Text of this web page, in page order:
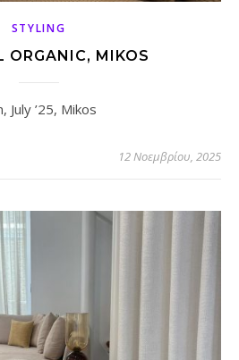
STYLING
ORGANIC, MIKOS
July ’25, Mikos
12 Νοεμβρίου, 2025